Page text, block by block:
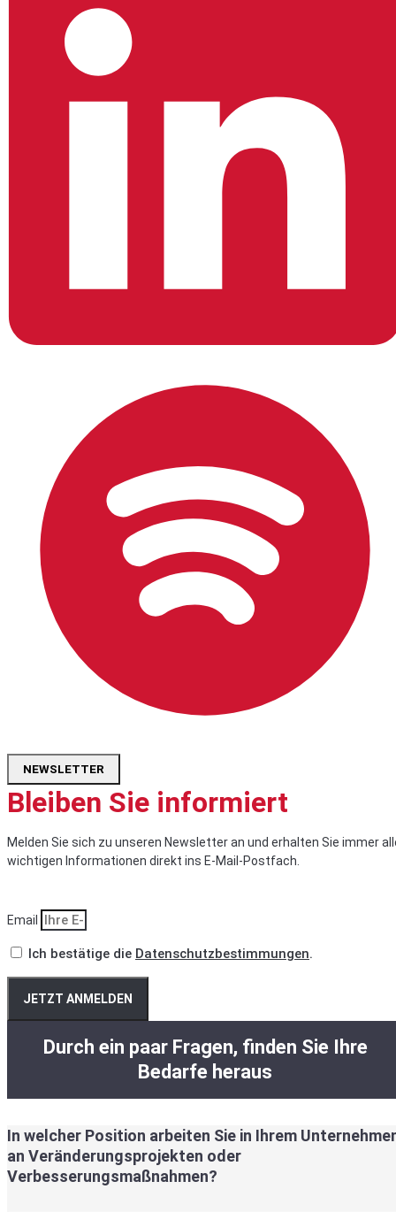
NEWSLETTER
Bleiben Sie informiert
Melden Sie sich zu unseren Newsletter an und erhalten Sie immer
wichtigen Informationen direkt ins E-Mail-Postfach.
Email
Ich bestätige die Datenschutzbestimmungen.
JETZT ANMELDEN
Durch ein paar Fragen, finden Sie Ihre
Bedarfe heraus
In welcher Position arbeiten Sie in Ihrem
an Veränderungsprojekten oder
Verbesserungsmaßnahmen?